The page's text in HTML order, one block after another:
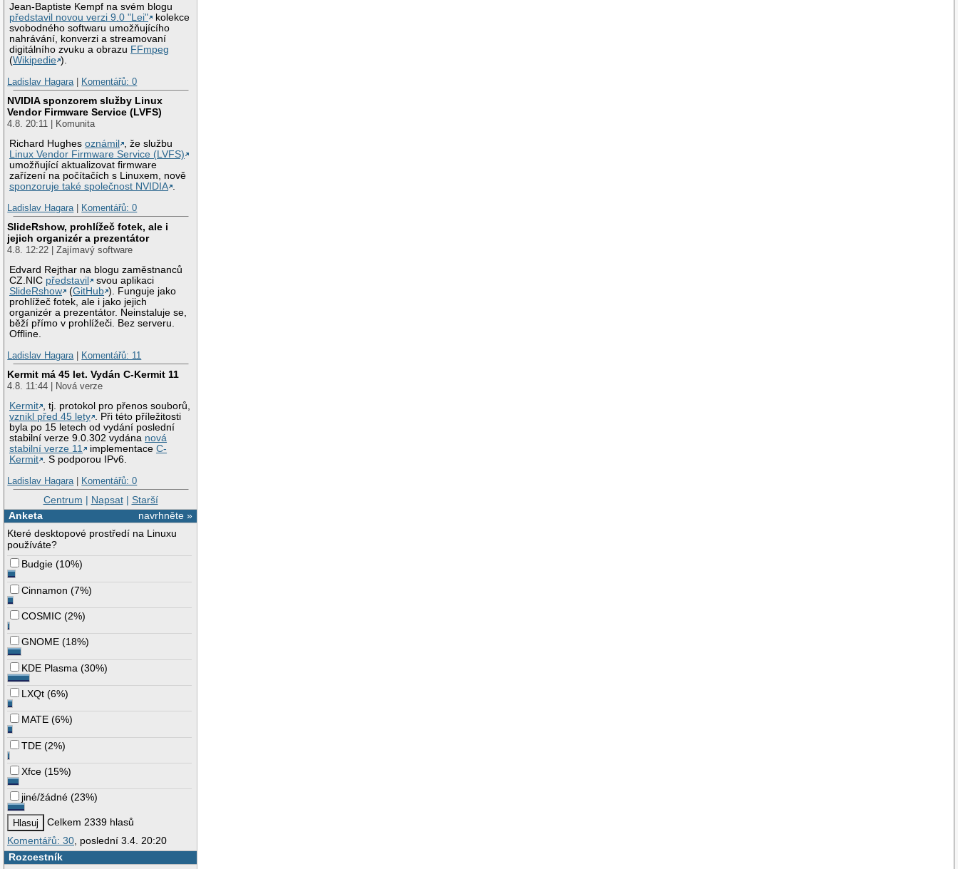
Jean-Baptiste Kempf na svém blogu
představil novou verzi 9.0 "Lei"
kolekce
svobodného softwaru umožňujícího
nahrávání, konverzi a streamovaní
digitálního zvuku a obrazu FFmpeg
(Wikipedie ).
Ladislav Hagara| Komentářů: 0
NVIDIA sponzorem služby Linux
Vendor Firmware Service (LVFS)
4.8. 20:11 | Komunita
Richard Hughesoznámil
, že službu
Linux Vendor Firmware Service (LVFS)
umožňující aktualizovat firmware
zařízení na počítačích s Linuxem, nově
sponzoruje také společnost NVIDIA .
Ladislav Hagara| Komentářů: 0
SlideRshow, prohlížeč fotek, ale i
jejich organizér a prezentátor
4.8. 12:22 | Zajímavý software
Edvard Rejthar na blogu zaměstnanců
CZ.NIC představil
svou aplikaci
SlideRshow
(GitHub ). Funguje jako
prohlížeč fotek, ale i jako jejich
organizér a prezentátor. Neinstaluje se,
běží přímo v prohlížeči. Bez serveru.
Offline.
Ladislav Hagara| Komentářů: 11
Kermit má 45 let. Vydán C-Kermit 11
4.8. 11:44 | Nová verze
Kermit , tj. protokol pro přenos souborů,
vznikl před 45 lety . Při této příležitosti
byla po 15 letech od vydání poslední
stabilní verze 9.0.302 vydána nová
stabilní verze 11
implementaceC-
Kermit . S podporou IPv6.
Ladislav Hagara| Komentářů: 0
Centrum | Napsat| Starší
navrhněte »
Anketa
Které desktopové prostředí na Linuxu
používáte?
Budgie (10%)
Cinnamon (7%)
COSMIC (2%)
GNOME (18%)
KDE Plasma (30%)
LXQt (6%)
MATE (6%)
TDE (2%)
Xfce (15%)
jiné/žádné (23%)
Celkem 2339 hlasů
Komentářů: 30 , poslední 3.4. 20:20
Rozcestník